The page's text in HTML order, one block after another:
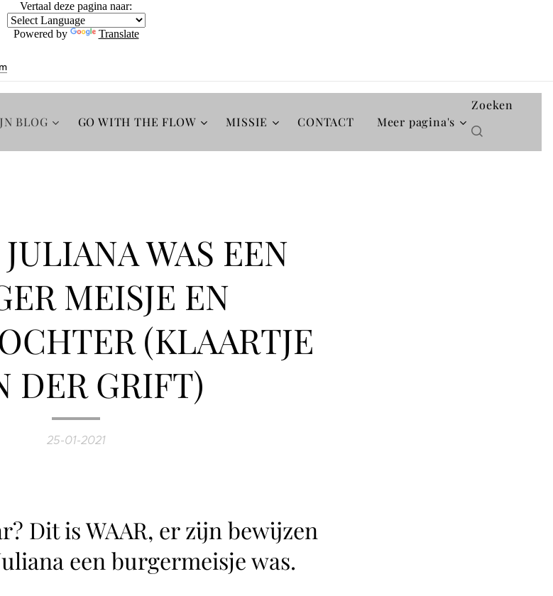
Vertaal deze pagina naar:
Powered by Translate
BLOG GO WITH THE FLOW MISSIE CONTACT Meer pagina's
Zoeken
WAS EEN
MEISJE EN
(KLAARTJE
DER GRIFT)
25-01-2021
Dit is WAAR, er zijn bewijzen
een burgermeisje was.